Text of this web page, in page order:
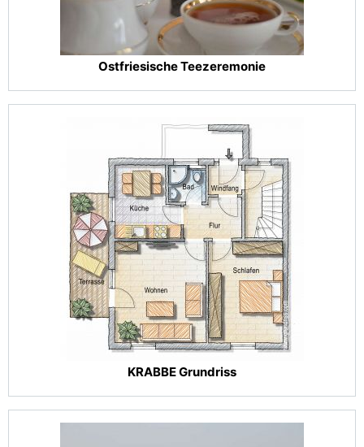
Ostfriesische Teezeremonie
KRABBE Grundriss